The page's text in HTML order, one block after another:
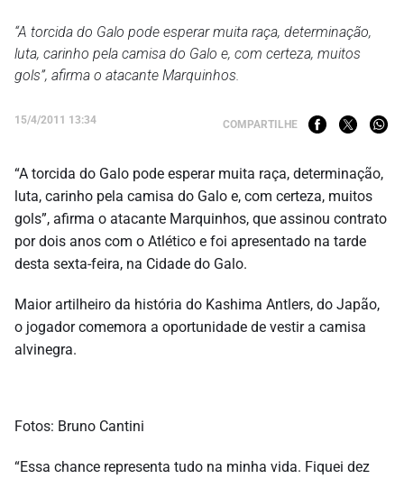
“A torcida do Galo pode esperar muita raça, determinação,
luta, carinho pela camisa do Galo e, com certeza, muitos
gols”, afirma o atacante Marquinhos.
15/4/2011 13:34 COMPARTILHE
“A torcida do Galo pode esperar muita raça, determinação,
luta, carinho pela camisa do Galo e, com certeza, muitos
gols”, afirma o atacante Marquinhos, que assinou contrato
por dois anos com o Atlético e foi apresentado na tarde
desta sexta-feira, na Cidade do Galo.
Maior artilheiro da história do Kashima Antlers, do Japão,
o jogador comemora a oportunidade de vestir a camisa
alvinegra.
Fotos: Bruno Cantini
“Essa chance representa tudo na minha vida. Fiquei dez